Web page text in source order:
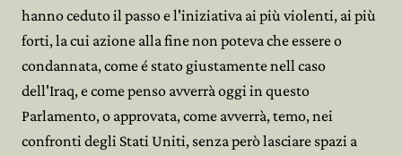
hanno ceduto il passo e l'iniziativa ai più violenti, ai più
forti, la cui azione alla fine non poteva che essere o
condannata, come é stato giustamente nell caso
dell'Iraq, e come penso avverrà oggi in questo
Parlamento, o approvata, come avverrà, temo, nei
confronti degli Stati Uniti, senza però lasciare spazi a